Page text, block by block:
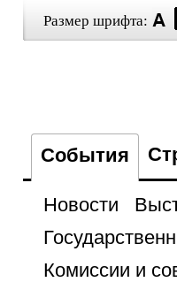
Размер шрифта:
События
Новости
Комиссии и